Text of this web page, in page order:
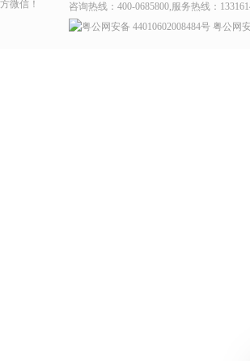
咨询热线：400-0685800,服务热线：
粤公网安备 44010602008484号 粤公网